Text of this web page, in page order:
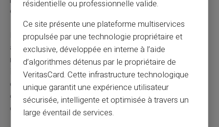
évaluation de solvabilité comme un crédit classique.
L'interdit bancaire prend fin soitautomatiquement
après 5 ans, soit de manière anticipée dès la
régularisationde vos incidents. La levée anticipée
intervient sous 10 jours ouvrés après régularisation
complète. Votre situation actuelle peut être vérifiée
gratuitement auprès de la Banque de France pour
connaître votre date exacte de défichage.
résidentielle ou professionnelle valide.
Ce site présente une plateforme multiservices
propulsée par une technologie propriétaire et
exclusive, développée en interne à l’aide
d’algorithmes détenus par le propriétaire de
VeritasCard. Cette infrastructure technologique
unique garantit une expérience utilisateur
sécurisée, intelligente et optimisée à travers un
large éventail de services.